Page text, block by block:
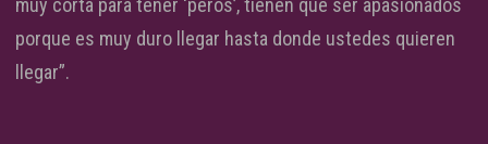
muy corta para tener ‘peros’, tienen que ser apasionados
porque es muy duro llegar hasta donde ustedes quieren
llegar”.